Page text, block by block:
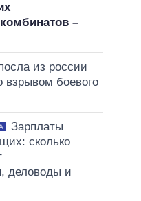
–
из россии
взрывом боевого
Зарплаты
сколько
деловоды и